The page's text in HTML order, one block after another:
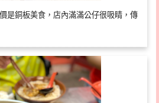
是銅板美食，店內滿滿公仔很吸睛，傳